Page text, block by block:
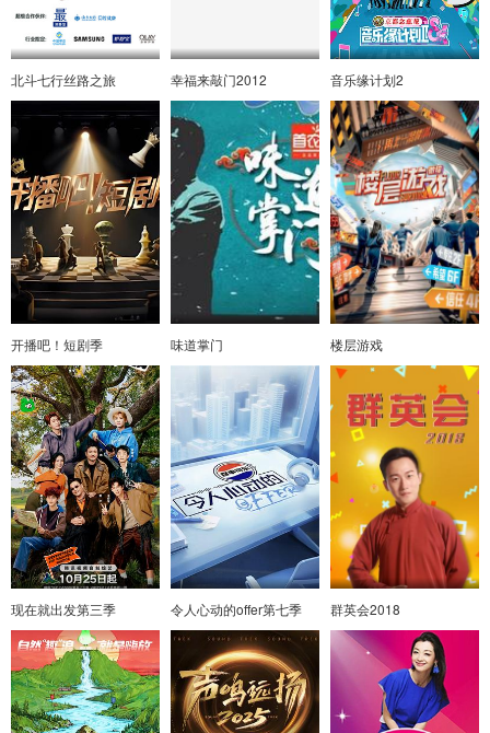
北斗七行丝路之旅 幸福来敲门2012 音乐缘计划2
开播吧！短剧季 味道掌门 楼层游戏
现在就出发第三季 令人心动的offer第七季 群英会2018